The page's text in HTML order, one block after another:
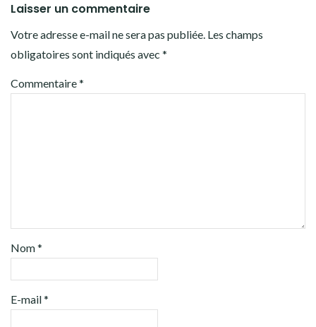
Laisser un commentaire
Votre adresse e-mail ne sera pas publiée. Les champs
obligatoires sont indiqués avec *
Commentaire*
Nom*
E-mail*